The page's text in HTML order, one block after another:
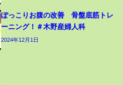
ぽっこりお腹の改善 骨盤底筋トレ
ーニング！＃木野産婦人科
2024年12月1日